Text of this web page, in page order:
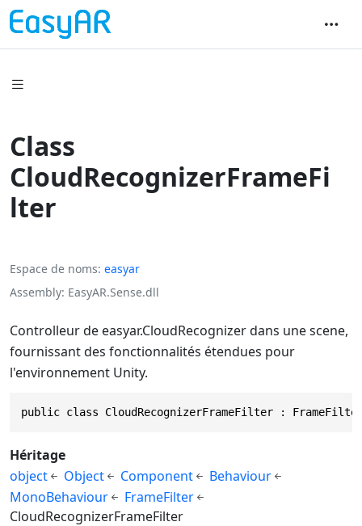
Class
CloudRecognizerFrameFi
lter
Espace de noms easyar
Assembly EasyAR.Sense.dll
Controlleur de easyar.CloudRecognizerdans une scene,
fournissant des fonctionnalités étendues pour
l'environnement Unity.
public class CloudRecognizerFrameFilter :
Héritage
object
Object Component
Behaviour
MonoBehaviour
FrameFilter
CloudRecognizerFrameFilter